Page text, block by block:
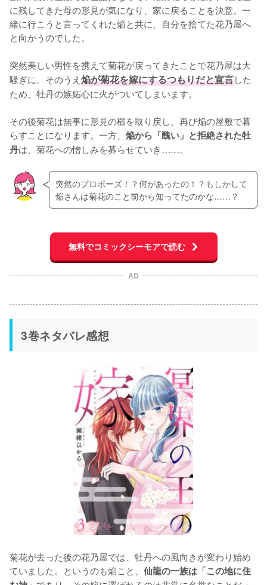
に残してきた母の形見が気になり、家に戻ることを決意。一
緒に行こうと言ってくれた焔と共に、自分を捨てた花乃屋へ
と向かうのでした。
突然美しい男性を携えて菊花が戻ってきたことで花乃屋は大
騒ぎに。そのうえ 焔が菊花を嫁にするつもりだと宣言した
ため、牡丹の嫉妬心に火がついてしまいます。
その後菊花は無事に形見の櫛を取り戻し、再び焔の屋敷で暮
らすことになります。一方、 焔から「醜い」と拒絶された牡
丹は、菊花への憎しみを募らせていき……。
突然のプロポーズ！？何があったの！？もしかして
焔さんは菊花のこと前から知ってたのかな……？
無料でコミックシーモアで読む
AD
3巻ネタバレ感想
菊花が去った後の花乃屋では、牡丹への風向きが変わり始め
ていました。というのも焔こと、 仙龍の一族は「この地に住